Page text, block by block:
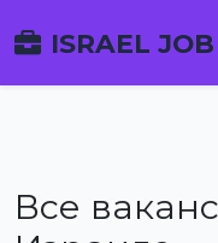
ISRAEL JOB
Все